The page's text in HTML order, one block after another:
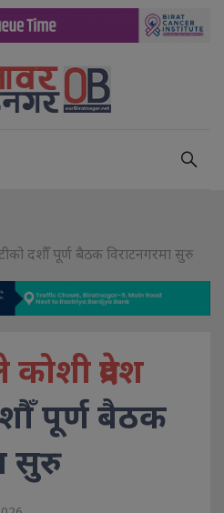
दशौँ पूर्ण बैठक विराटनगरमा सुरु
प्रदेश
पूर्ण बैठक
सुरु